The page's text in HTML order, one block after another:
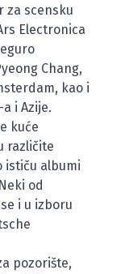
za scensku
Electronica
Chang,
kao i
i Azije.
kuće
različite
ističu albumi
od
i u izboru
pozorište,